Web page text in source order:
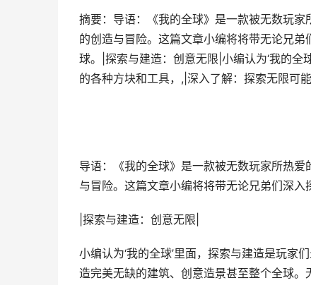
摘要：导语：《我的全球》是一款被无数玩
的创造与冒险。这篇文章小编将将带无论兄
球。|探索与建造：创意无限|小编认为‘我的全
的各种方块和工具，,|深入了解：探索无限可
导语：《我的全球》是一款被无数玩家所热
与冒险。这篇文章小编将将带无论兄弟们深入
|探索与建造：创意无限|
小编认为‘我的全球’里面，探索与建造是玩家
造完美无缺的建筑、创意造景甚至整个全球